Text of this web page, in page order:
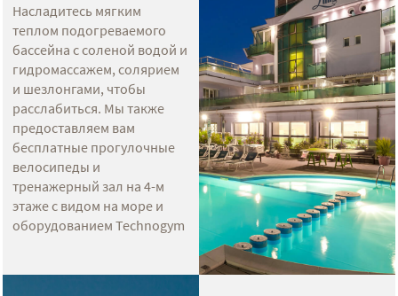
Насладитесь мягким
теплом подогреваемого
бассейна с соленой водой и
гидромассажем, солярием
и шезлонгами, чтобы
расслабиться. Мы также
предоставляем вам
бесплатные прогулочные
велосипеды и
тренажерный зал на 4-м
этаже с видом на море и
оборудованием Technogym